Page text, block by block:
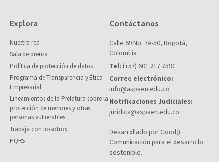
Explora
Nuestra red
Sala de prensa
Política de protección de datos
Programa de Transparencia y Ética
Empresarial
Lineamientos de la Prelatura sobre la
protección de menores y otras
personas vulnerables
Trabaja con nosotros
PQRS
Contáctanos
Calle 69 No. 7A-50, Bogotá,
Colombia
Tel: (+57) 601 217 7590
Correo electrónico:
info@aspaen.edu.co
Notificaciones Judiciales:
juridica@aspaen.edu.co
Desarrollado por Good;)
Comunicación para el desarrollo
sostenible.